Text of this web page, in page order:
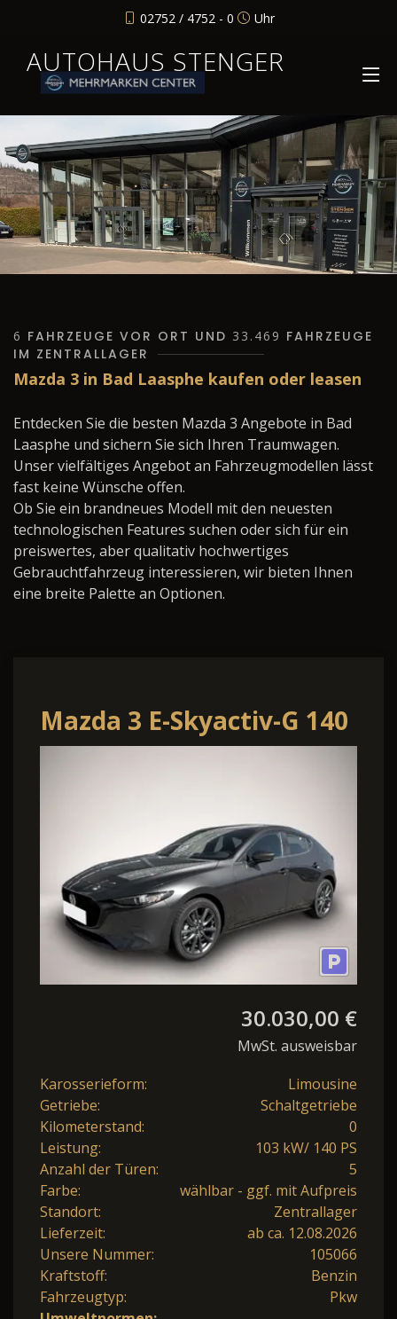
02752 / 4752 - 0 Uhr
AUTOHAUS STENGER
6 FAHRZEUGE VOR ORT UND 33.469 FAHRZEUGE
IM ZENTRALLAGER
Mazda 3 in Bad Laasphe kaufen oder leasen
Entdecken Sie die besten Mazda 3 Angebote in Bad
Laasphe und sichern Sie sich Ihren Traumwagen.
Unser vielfältiges Angebot an Fahrzeugmodellen lässt
fast keine Wünsche offen.
Ob Sie ein brandneues Modell mit den neuesten
technologischen Features suchen oder sich für ein
preiswertes, aber qualitativ hochwertiges
Gebrauchtfahrzeug interessieren, wir bieten Ihnen
eine breite Palette an Optionen.
Mazda 3 E-Skyactiv-G 140
48V Nagisa
30.030,00 €
MwSt. ausweisbar
Karosserieform:
Limousine
Getriebe:
Schaltgetriebe
Kilometerstand:
0
Leistung:
103 kW/ 140 PS
Anzahl der Türen:
5
Farbe:
wählbar - ggf. mit Aufpreis
Standort:
Zentrallager
Lieferzeit:
ab ca. 12.08.2026
Unsere Nummer:
105066
Kraftstoff:
Benzin
Fahrzeugtyp:
Pkw